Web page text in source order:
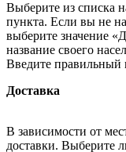
Выберите из списка
пункта. Если вы не
выберите значение
название своего
Введите правильный
Доставка
В зависимости от
доставки. Выберите